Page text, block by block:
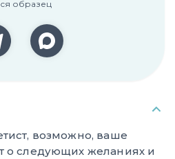
образец
возможно, ваше
о следующих желаниях и